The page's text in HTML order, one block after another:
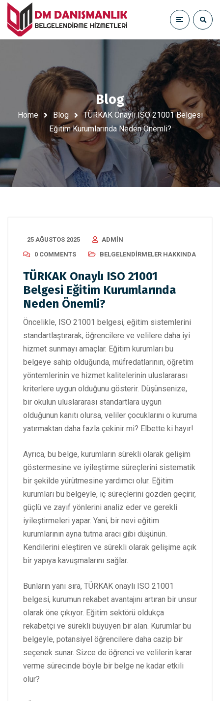
Blog
Home Blog
TÜRKAK Onaylı ISO 21001 Belgesi
Eğitim Kurumlarında Neden Önemli?
25 AĞUSTOS 2025
ADMIN
0 COMMENTS
BELGELENDIRMELER HAKKINDA
TÜRKAK Onaylı ISO 21001
Belgesi Eğitim Kurumlarında
Neden Önemli?
Öncelikle, ISO 21001 belgesi, eğitim sistemlerini
standartlaştırarak, öğrencilere ve velilere daha iyi
hizmet sunmayı amaçlar. Eğitim kurumları bu
belgeye sahip olduğunda, müfredatlarının, öğretim
yöntemlerinin ve hizmet kalitelerinin uluslararası
kriterlere uygun olduğunu gösterir. Düşünsenize,
bir okulun uluslararası standartlara uygun
olduğunun kanıtı olursa, veliler çocuklarını o kuruma
yatırmaktan daha fazla çekinir mi? Elbette ki hayır!
Ayrıca, bu belge, kurumların sürekli olarak gelişim
göstermesine ve iyileştirme süreçlerini sistematik
bir şekilde yürütmesine yardımcı olur. Eğitim
kurumları bu belgeyle, iç süreçlerini gözden geçirir,
güçlü ve zayıf yönlerini analiz eder ve gerekli
iyileştirmeleri yapar. Yani, bir nevi eğitim
kurumlarının ayna tutma aracı gibi düşünün.
Kendilerini eleştiren ve sürekli olarak gelişime açık
bir yapıya kavuşmalarını sağlar.
Bunların yanı sıra, TÜRKAK onaylı ISO 21001
belgesi, kurumun rekabet avantajını artıran bir unsur
olarak öne çıkıyor. Eğitim sektörü oldukça
rekabetçi ve sürekli büyüyen bir alan. Kurumlar bu
belgeyle, potansiyel öğrencilere daha cazip bir
seçenek sunar. Sizce de öğrenci ve velilerin karar
verme sürecinde böyle bir belge ne kadar etkili
olur?